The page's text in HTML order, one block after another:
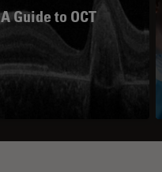
A Guide to OCT